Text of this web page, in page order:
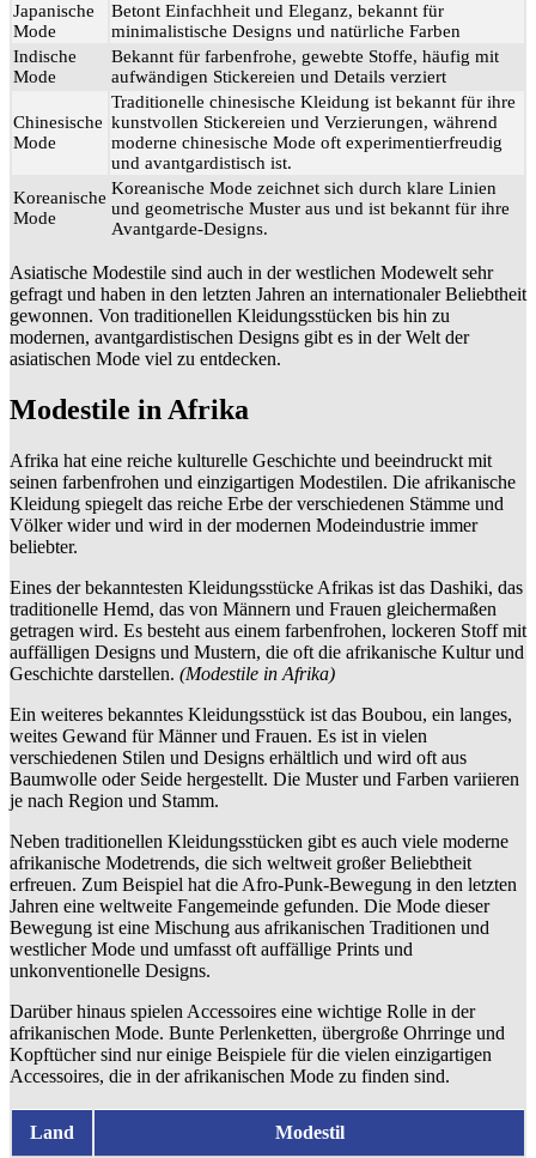
Japanische
Mode
Betont Einfachheit und Eleganz, bekannt für
minimalistische Designs und natürliche Farben
Indische
Mode
Bekannt für farbenfrohe, gewebte Stoffe, häufig mit
aufwändigen Stickereien und Details verziert
Chinesische
Mode
Traditionelle chinesische Kleidung ist bekannt für ihre
kunstvollen Stickereien und Verzierungen, während
moderne chinesische Mode oft experimentierfreudig
und avantgardistisch ist.
Koreanische
Mode
Koreanische Mode zeichnet sich durch klare Linien
und geometrische Muster aus und ist bekannt für ihre
Avantgarde-Designs.
Asiatische Modestile sind auch in der westlichen Modewelt sehr
gefragt und haben in den letzten Jahren an internationaler Beliebtheit
gewonnen. Von traditionellen Kleidungsstücken bis hin zu
modernen, avantgardistischen Designs gibt es in der Welt der
asiatischen Mode viel zu entdecken.
Modestile in Afrika
Afrika hat eine reiche kulturelle Geschichte und beeindruckt mit
seinen farbenfrohen und einzigartigen Modestilen. Die afrikanische
Kleidung spiegelt das reiche Erbe der verschiedenen Stämme und
Völker wider und wird in der modernen Modeindustrie immer
beliebter.
Eines der bekanntesten Kleidungsstücke Afrikas ist das Dashiki, das
traditionelle Hemd, das von Männern und Frauen gleichermaßen
getragen wird. Es besteht aus einem farbenfrohen, lockeren Stoff mit
auffälligen Designs und Mustern, die oft die afrikanische Kultur und
Geschichte darstellen. (Modestile in Afrika)
Ein weiteres bekanntes Kleidungsstück ist das Boubou, ein langes,
weites Gewand für Männer und Frauen. Es ist in vielen
verschiedenen Stilen und Designs erhältlich und wird oft aus
Baumwolle oder Seide hergestellt. Die Muster und Farben variieren
je nach Region und Stamm.
Neben traditionellen Kleidungsstücken gibt es auch viele moderne
afrikanische Modetrends, die sich weltweit großer Beliebtheit
erfreuen. Zum Beispiel hat die Afro-Punk-Bewegung in den letzten
Jahren eine weltweite Fangemeinde gefunden. Die Mode dieser
Bewegung ist eine Mischung aus afrikanischen Traditionen und
westlicher Mode und umfasst oft auffällige Prints und
unkonventionelle Designs.
Darüber hinaus spielen Accessoires eine wichtige Rolle in der
afrikanischen Mode. Bunte Perlenketten, übergroße Ohrringe und
Kopftücher sind nur einige Beispiele für die vielen einzigartigen
Accessoires, die in der afrikanischen Mode zu finden sind.
Land Modestil